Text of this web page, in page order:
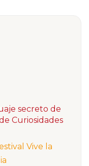
secreto de
Curiosidades
Vive la